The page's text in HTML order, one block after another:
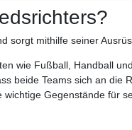
sorgt mithilfe seiner
wie Fußball, Handball
beide Teams sich an die
Gegenstände für